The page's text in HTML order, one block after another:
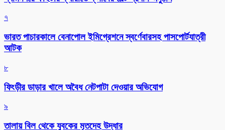
৭
ভারত পাচারকালে বেনাপোল ইমিগ্রেশনে স্বর্ণেবারসহ পাসপোর্টযাত্রী
আটক
৮
ফিংড়ীর ডাড়ার খালে অবৈধ নেটপাটা দেওয়ার অভিযোগ
৯
তালায় বিল থেকে যুবকের মৃতদেহ উদ্ধার